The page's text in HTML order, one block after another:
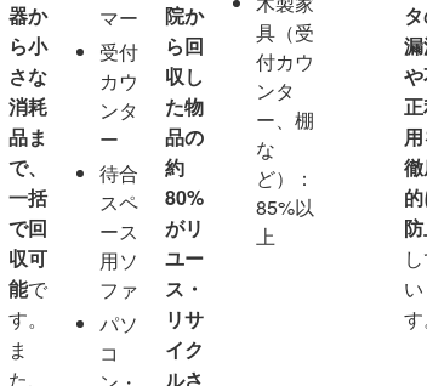
ト
ラ
ッ
ク
台
分
円
～
ト
ン
ト
ラ
器か
ら小
さな
消耗
品ま
で、
一括
で回
収可
能で
す。
ま
た、
マー
受付
カウ
ンタ
ー
待合
スペ
ース
用ソ
ファ
パソ
コ
院か
ら回
収し
た物
品の
約
80%
がリ
ユー
ス・
リサ
イク
ルさ
具（受
付カウ
ンタ
ー、棚
な
ど）：
85%以
上